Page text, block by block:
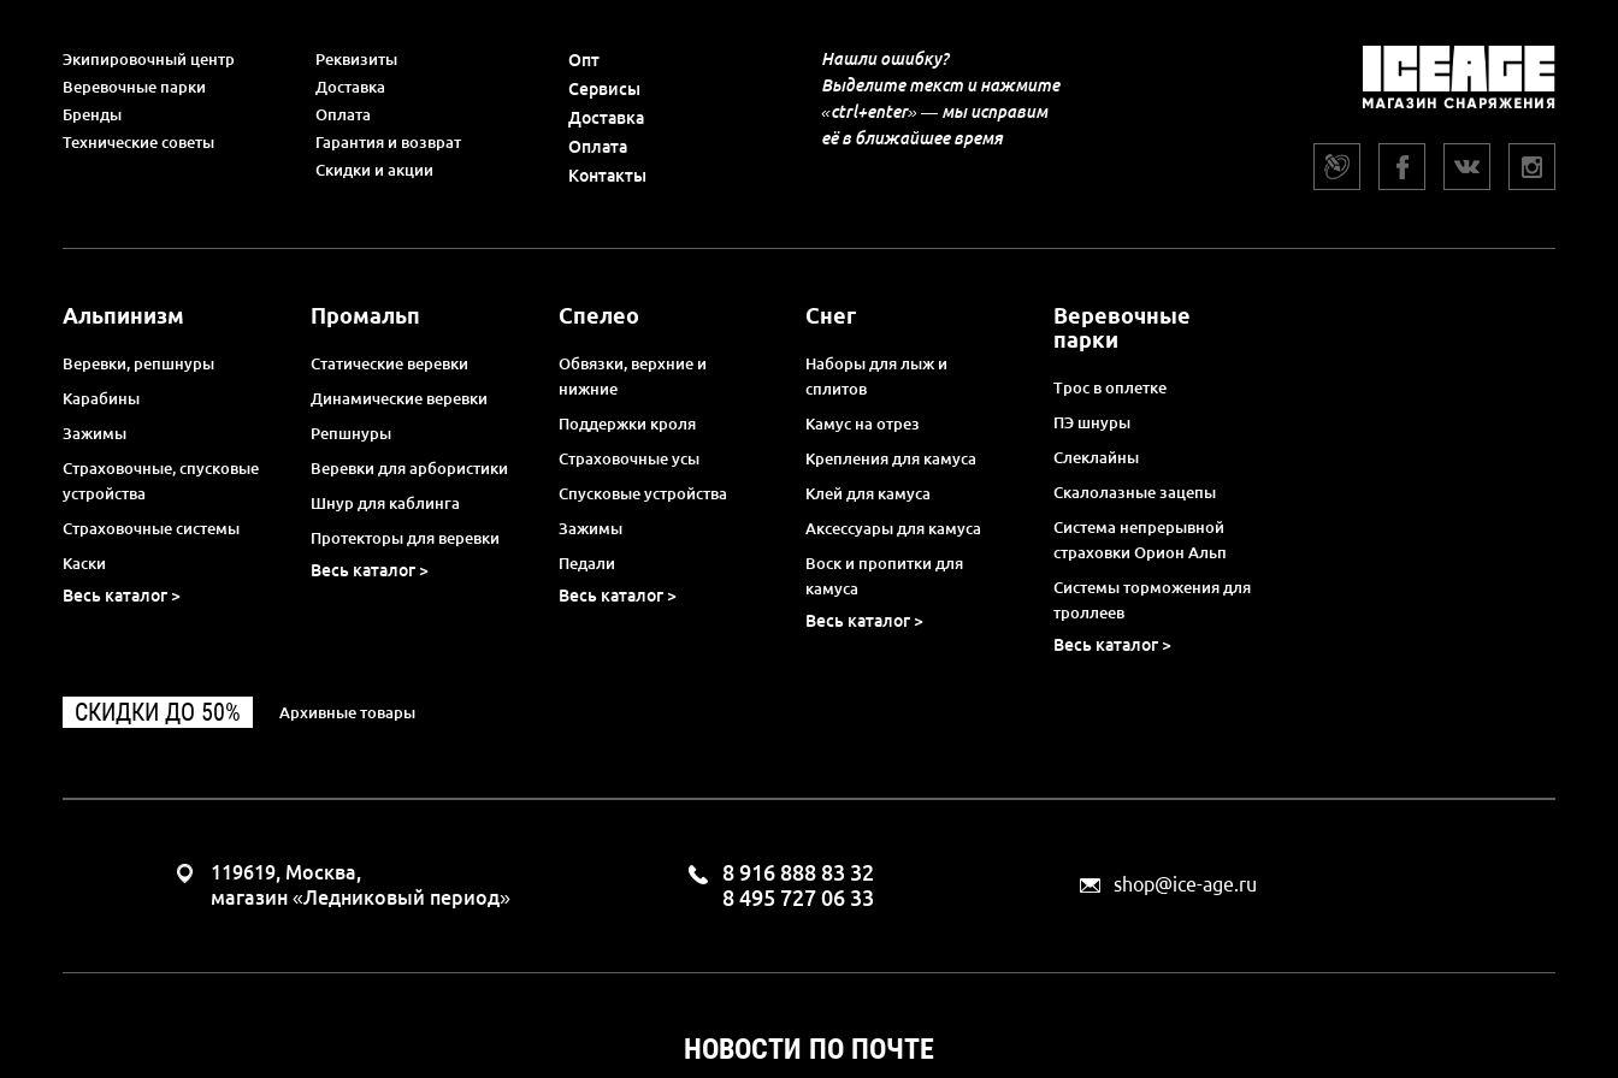
Экипировочный центр
Веревочные парки
Бренды
Технические советы
Реквизиты
Доставка
Оплата
Гарантия и возврат
Скидки и акции
Опт
Сервисы
Доставка
Оплата
Контакты
Нашли ошибку?
Выделите текст и нажмите
«ctrl+enter» — мы исправим
её в ближайшее время
Альпинизм
Веревки, репшнуры
Карабины
Зажимы
Страховочные, спусковые
устройства
Страховочные системы
Каски
Весь каталог >
Промальп
Статические веревки
Динамические веревки
Репшнуры
Веревки для арбористики
Шнур для каблинга
Протекторы для веревки
Весь каталог >
Спелео
Обвязки, верхние и
нижние
Поддержки кроля
Страховочные усы
Спусковые устройства
Зажимы
Педали
Весь каталог >
Снег
Наборы для лыж и
сплитов
Камус на отрез
Крепления для камуса
Клей для камуса
Аксессуары для камуса
Воск и пропитки для
камуса
Весь каталог >
Веревочные
парки
Трос в оплетке
ПЭ шнуры
Слеклайны
Скалолазные зацепы
Система непрерывной
страховки Орион Альп
Системы торможения для
троллеев
Весь каталог >
СКИДКИ ДО 50% Архивные товары
119619, Москва,
магазин «Ледниковый период»
8 916 888 83 32
8 495 727 06 33
shop@ice-age.ru
НОВОСТИ ПО ПОЧТЕ